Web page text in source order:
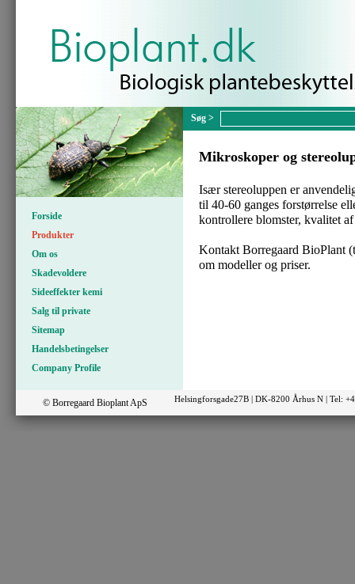
Forside
Produkter
Om os
Skadevoldere
Sideeffekter kemi
Salg til private
Sitemap
Handelsbetingelser
Company Profile
Mikroskoper og
Især stereoluppen er
til 40-60 ganges forstørrelse
kontrollere blomster, kvalitet
Kontakt Borregaard BioPlant
om modeller og priser.
© Borregaard Bioplant ApS Helsingforsgade27B | DK-8200 Århus N | Tel: